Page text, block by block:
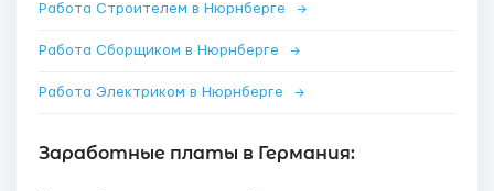
Работа Строителем в Нюрнберге →
Работа Сборщиком в Нюрнберге →
Работа Электриком в Нюрнберге →
Заработные платы в Германия: